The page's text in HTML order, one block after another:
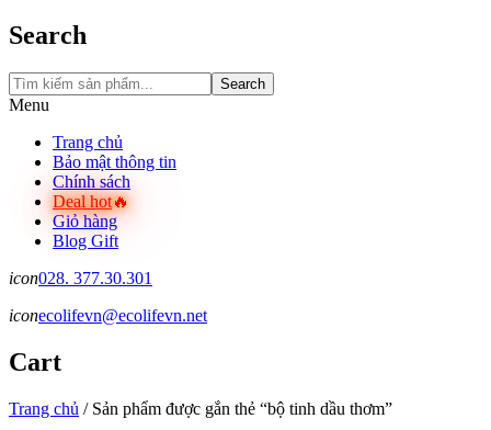
Search
Search
Menu
Trang chủ
Bảo mật thông tin
Chính sách
Deal hot
Giỏ hàng
Blog Gift
icon028. 377.30.301
iconecolifevn@ecolifevn.net
Cart
Trang chủ /Sản phẩm được gắn thẻ “bộ tinh dầu thơm”